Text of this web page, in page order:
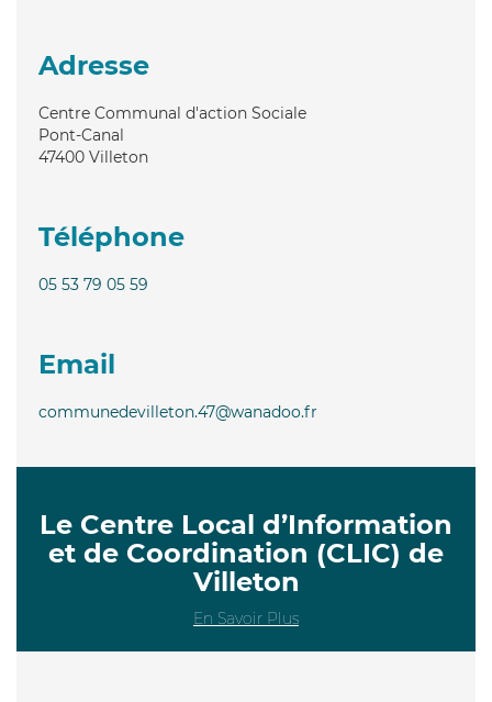
Adresse
Centre Communal d'action Sociale
Pont-Canal
47400 Villeton
Téléphone
05 53 79 05 59
Email
communedevilleton.47@wanadoo.fr
Le Centre Local d’Information
et de Coordination (CLIC) de
Villeton
En Savoir Plus